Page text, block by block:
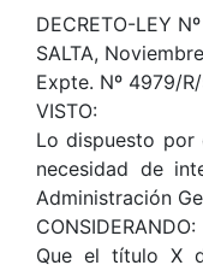
DECRETO-LEY
SALTA,
Expte. Nº 4979/
VISTO:
Lo dispuesto por
necesidad de
Administración
CONSIDERANDO:
Que el título X